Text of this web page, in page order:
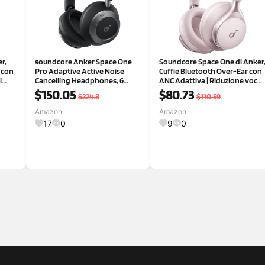
soundcore Anker Space One
Pro Adaptive Active Noise
Cancelling Headphones, 6
Microphones, Foldable Design,
Ultra-Fast Charging, 60 Hours
High Resolution Audio with
LDAC, Comfortable Fit
$150.05 $224.8
Amazon
17 0
Soundcore Space One di Anker,
Cuffie Bluetooth Over-Ear con
ANC Adattiva | Riduzione voce
umana 2X più forte, 40 ore con
ANC, audio Hi-Res Wireless
LDAC, chiamate chiare e
controllo tramite
$80.73 $110.59
Amazon
9 0